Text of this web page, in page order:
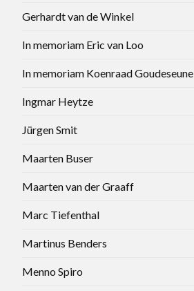
Gerhardt van de Winkel
In memoriam Eric van Loo
In memoriam Koenraad Goudeseune
Ingmar Heytze
Jürgen Smit
Maarten Buser
Maarten van der Graaff
Marc Tiefenthal
Martinus Benders
Menno Spiro